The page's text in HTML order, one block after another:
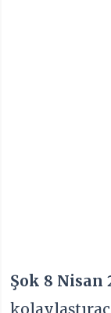
Şok 8 Nisan